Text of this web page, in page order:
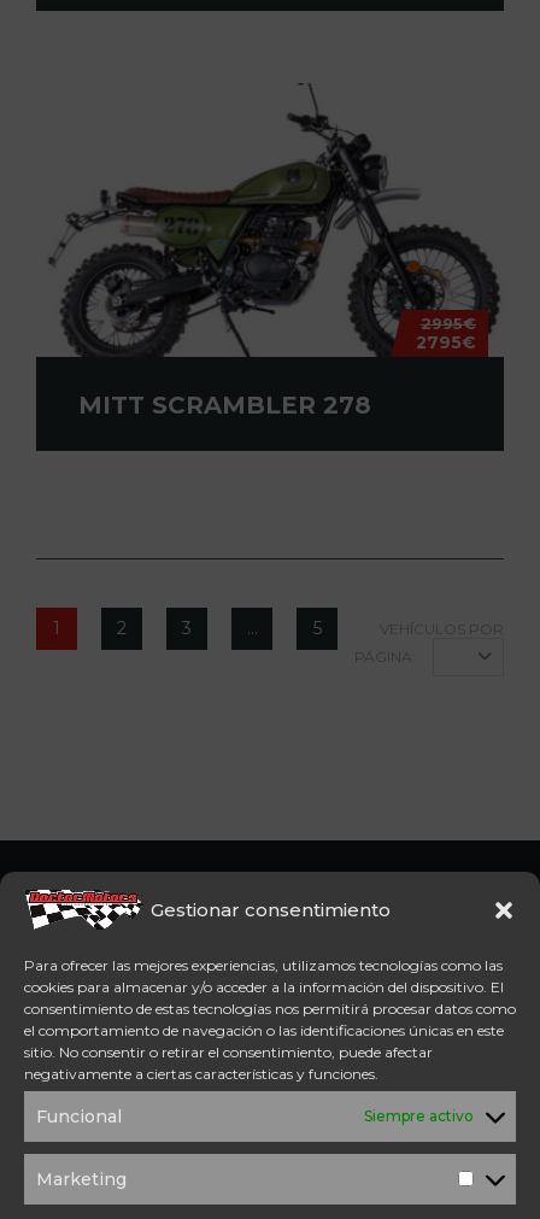
Gestionar consentimiento
Para ofrecer las mejores experiencias, utilizamos tecnologías como las
cookies para almacenar y/o acceder a la información del dispositivo. El
consentimiento de estas tecnologías nos permitirá procesar datos como
el comportamiento de navegación o las identificaciones únicas en este
sitio. No consentir o retirar el consentimiento, puede afectar
negativamente a ciertas características y funciones.
Funcional Siempre activo
Marketing
2995€
2795€
MITT SCRAMBLER 278
1 2 3 … 5
VEHÍCULOS POR
PÁGINA:
CFMoto Y Mitt. Estamos en
técnico oficial Mitt y CFMoto.
Tel: 654 98 23 30
ACCESO DIRECTO
TÉRMINOS Y
CONDICIONES
COOKIES